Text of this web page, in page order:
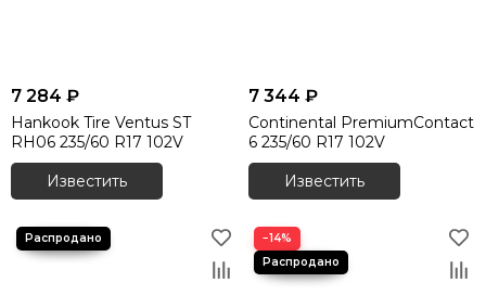
Летние шины 275/55 R19
Летние шины 275/55 R20
Летние шины 275/60 R20
Летние шины 275/65 R17
Летние шины 285/30 R20
Летние шины 285/30 R22
7 284 ₽
Hankook Tire Ventus ST
RH06 235/60 R17 102V
Известить
7 344 ₽
Continental PremiumContact
6 235/60 R17 102V
Известить
−14%